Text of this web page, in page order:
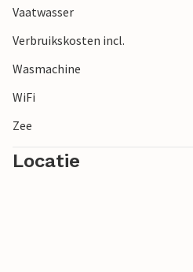
Vaatwasser
Verbruikskosten incl.
Wasmachine
WiFi
Zee
Locatie